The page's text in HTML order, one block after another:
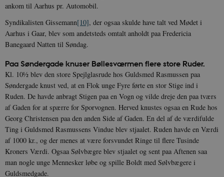
ankom til Aarhus pr. Automobil.
Syndikalisten Gissemann[10], der ogsaa skulde have talt ved Mødet i
Aarhus i Gaar, blev som andetsteds omtalt anholdt paa Fredericia
Banegaard Natten til Søndag.
Paa Søndergade knuser Bøllesværmen flere store Ruder.
Kl. 10½ blev den store Spejlglasrude hos Guldsmed Rasmussen paa
Søndergade knust ved, at en Flok unge Fyre førte en stor Stige ind i
Ruden. De havde anbragt Stigen paa en Vogn og vilde dreje den paa tværs
af Gaden for at spærre for Sporvognen. Herved knustes ogsaa en Rude hos
Georg Christensen paa den anden Side af Gaden. En del af de værdifulde
Ting i Guldsmed Rasmussens Vindue blev stjaalet. Ruden havde en Værdi
af 1000 kr., og der menes at være forsvundet Ringe til flere Tusinde
Kroners Værdi. Ogsaa Sølvbægre blev stjaalet og sent paa Aftenen saa
man nogle unge Mennesker løbe og spille Boldt med Sølvbægere i
Guldsmedgade.